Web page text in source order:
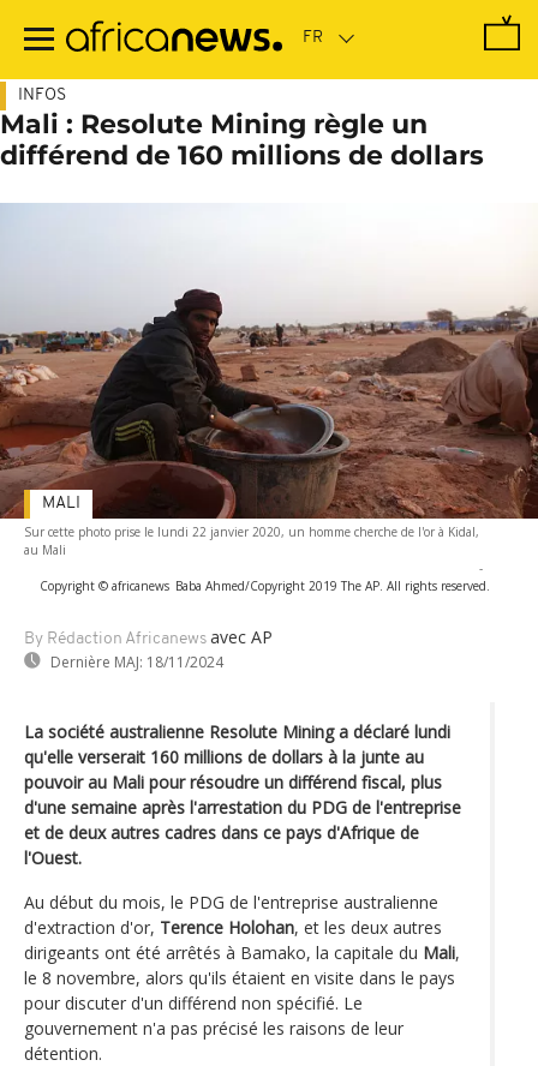
contenu
INFOS
Mali : Resolute Mining règle un
différend de 160 millions de dollars
Sur cette photo prise le lundi 22 janvier 2020, un homme cherche de l'or à Kidal,
au Mali
-
Copyright © africanews Baba Ahmed/Copyright 2019 The AP. All rights reserved.
By Rédaction Africanews avec AP
Dernière MAJ: 18/11/2024
MALI
La société australienne Resolute Mining a déclaré lundi
qu'elle verserait 160 millions de dollars à la junte au
pouvoir au Mali pour résoudre un différend fiscal, plus
d'une semaine après l'arrestation du PDG de l'entreprise
et de deux autres cadres dans ce pays d'Afrique de
l'Ouest.
Au début du mois, le PDG de l'entreprise australienne
d'extraction d'or, Terence Holohan, et les deux autres
dirigeants ont été arrêtés à Bamako, la capitale du Mali,
le 8 novembre, alors qu'ils étaient en visite dans le pays
pour discuter d'un différend non spécifié. Le
gouvernement n'a pas précisé les raisons de leur
détention.